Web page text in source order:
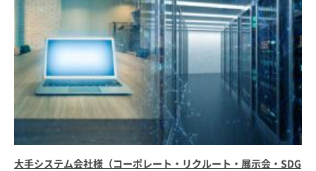
大手システム会社様（コーポレート・リクルート・展示会・SDG